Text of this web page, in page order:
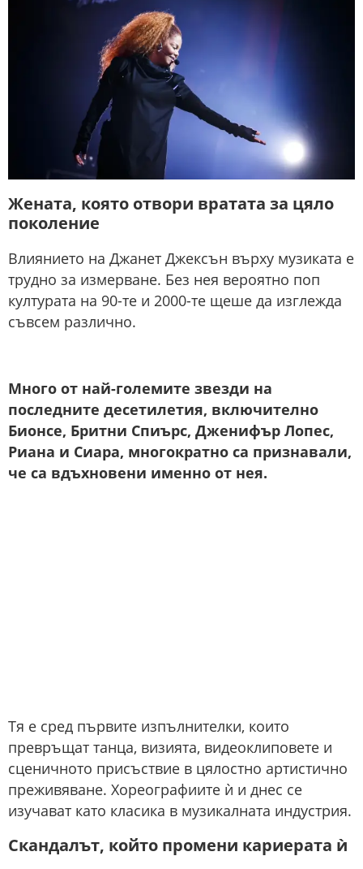
Жената, която отвори вратата за цяло
поколение
Влиянието на Джанет Джексън върху музиката е
трудно за измерване. Без нея вероятно поп
културата на 90-те и 2000-те щеше да изглежда
съвсем различно.
Много от най-големите звезди на
последните десетилетия, включително
Бионсе, Бритни Спиърс, Дженифър Лопес,
Риана и Сиара, многократно са признавали,
че са вдъхновени именно от нея.
Тя е сред първите изпълнителки, които
превръщат танца, визията, видеоклиповете и
сценичното присъствие в цялостно артистично
преживяване. Хореографиите ѝ и днес се
изучават като класика в музикалната индустрия.
Скандалът, който промени кариерата ѝ